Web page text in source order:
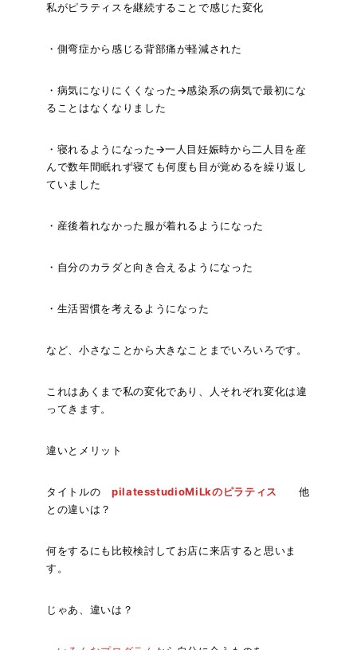
私がピラティスを継続することで感じた変化
・側弯症から感じる背部痛が軽減された
・病気になりにくくなった→感染系の病気で最初にな
ることはなくなりました
・寝れるようになった→一人目妊娠時から二人目を産
んで数年間眠れず寝ても何度も目が覚めるを繰り返し
ていました
・産後着れなかった服が着れるようになった
・自分のカラダと向き合えるようになった
・生活習慣を考えるようになった
など、小さなことから大きなことまでいろいろです。
これはあくまで私の変化であり、人それぞれ変化は違
ってきます。
違いとメリット
タイトルの pilatesstudioMiLkのピラティス
他
との違いは？
何をするにも比較検討してお店に来店すると思いま
す。
じゃあ、違いは？